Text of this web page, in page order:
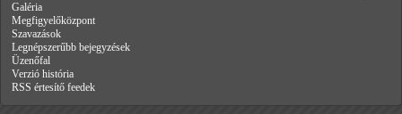
Galéria
Megfigyelőközpont
Szavazások
Legnépszerűbb bejegyzések
Üzenőfal
Verzió história
RSS értesítő feedek